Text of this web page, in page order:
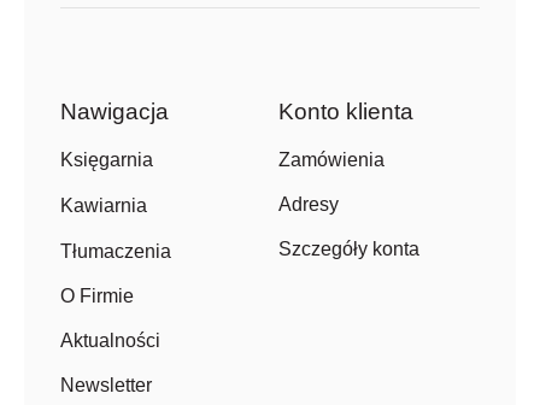
Nawigacja
Księgarnia
Kawiarnia
Tłumaczenia
O Firmie
Aktualności
Newsletter
Konto klienta
Zamówienia
Adresy
Szczegóły konta